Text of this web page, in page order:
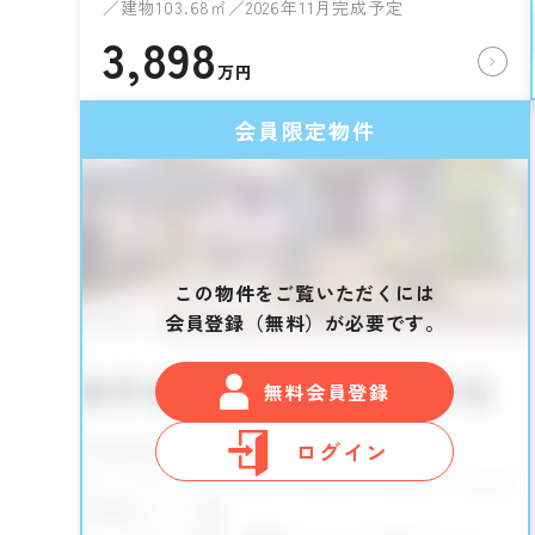
／建物103.68㎡／2026年11月完成予定
3,898万円
会員限定物件
この物件をご覧いただくには
会員登録（無料）が必要です。
無料会員登録
ログイン